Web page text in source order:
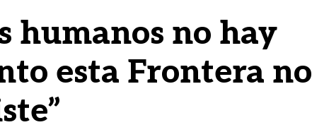
humanos no hay
esta Frontera no